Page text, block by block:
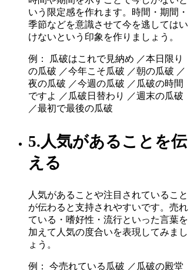
いう限定感を作れます。時間・期間・
季節などを意識させて今を逃してはい
けないという印象を作りましょう。
例： 瓜破はこれで見納め ／本日限り
の瓜破 ／今年こそ瓜破 ／朝の瓜破 ／
夜の瓜破 ／今週の瓜破 ／瓜破の時間
ですよ ／瓜破日替わり ／週末の瓜破
／最初で最後の瓜破
5.人気があることを伝
える
人気があることや注目されていること
が伝わると支持されやすいです。売れ
ている・嗜好性・流行といった言葉を
加えて人気の度合いを表現してみまし
ょう。
例： 今売れている瓜破 ／瓜破の殿堂